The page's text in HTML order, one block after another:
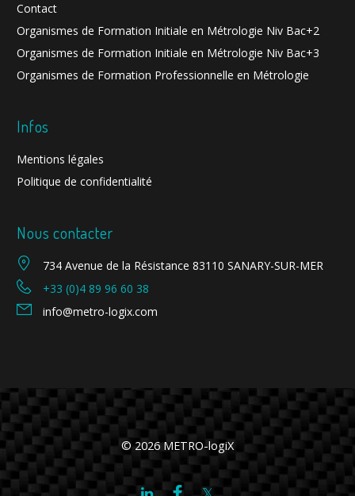
Contact
Organismes de Formation Initiale en Métrologie Niv Bac+2
Organismes de Formation Initiale en Métrologie Niv Bac+3
Organismes de Formation Professionnelle en Métrologie
Infos
Mentions légales
Politique de confidentialité
Nous contacter
734 Avenue de la Résistance 83110 SANARY-SUR-MER
+33 (0)4 89 96 60 38
info@metro-logix.com
© 2026 METRO-logiX